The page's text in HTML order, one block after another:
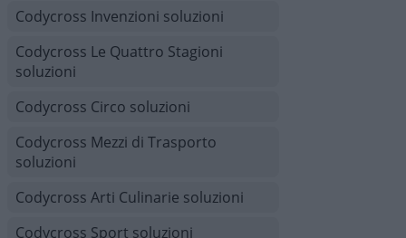
Codycross Invenzioni soluzioni
Codycross Le Quattro Stagioni
soluzioni
Codycross Circo soluzioni
Codycross Mezzi di Trasporto
soluzioni
Codycross Arti Culinarie soluzioni
Codycross Sport soluzioni